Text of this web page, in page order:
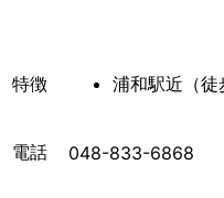
特徴 浦和駅近（徒
電話 048-833-6868